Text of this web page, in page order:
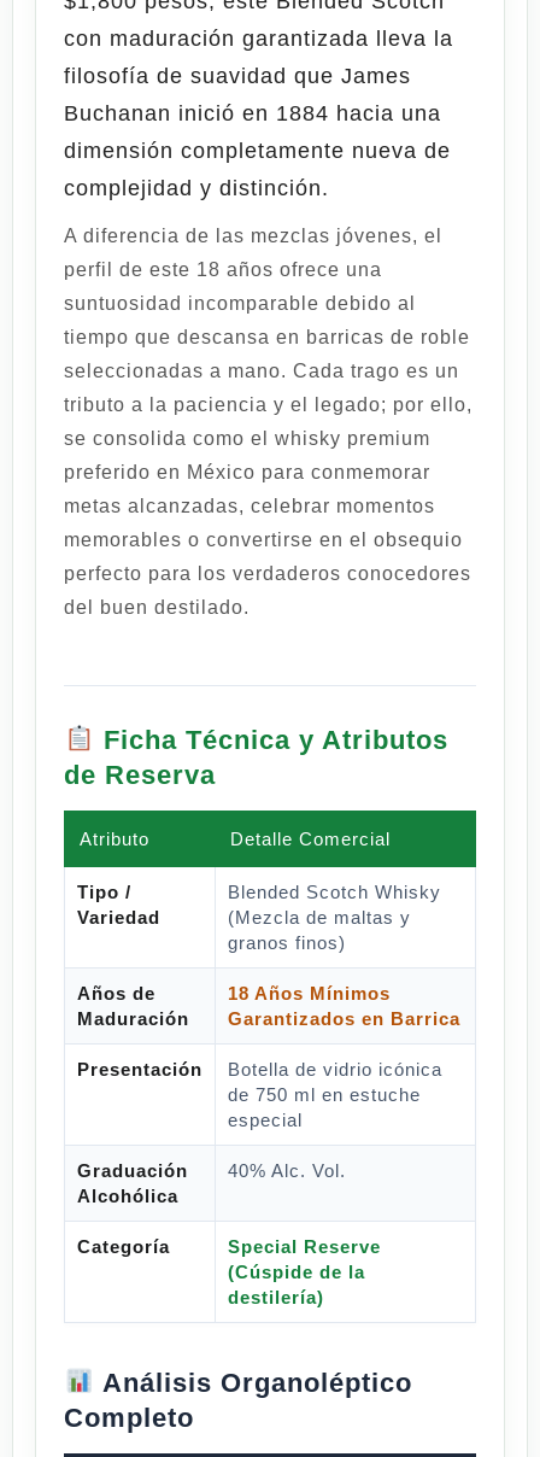
con maduración garantizada lleva la
filosofía de suavidad que James
Buchanan inició en 1884 hacia una
dimensión completamente nueva de
complejidad y distinción.
A diferencia de las mezclas jóvenes, el
perfil de este 18 años ofrece una
suntuosidad incomparable debido al
tiempo que descansa en barricas de roble
seleccionadas a mano. Cada trago es un
tributo a la paciencia y el legado; por ello,
se consolida como el whisky premium
preferido en México para conmemorar
metas alcanzadas, celebrar momentos
memorables o convertirse en el obsequio
perfecto para los verdaderos conocedores
del buen destilado.
Ficha Técnica y Atributos
de Reserva
Atributo Detalle Comercial
Tipo /
Variedad
Blended Scotch Whisky
(Mezcla de maltas y
granos finos)
Años de
Maduración
18 Años Mínimos
Garantizados en Barrica
Presentación
Botella de vidrio icónica
de 750 ml en estuche
especial
Graduación
Alcohólica
40% Alc. Vol.
Categoría
Special Reserve
(Cúspide de la
destilería)
Análisis Organoléptico
Completo